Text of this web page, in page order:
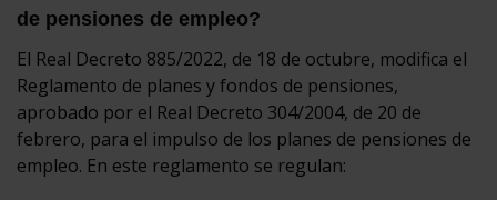
de pensiones de empleo?
El Real Decreto 885/2022, de 18 de octubre, modifica el
Reglamento de planes y fondos de pensiones,
aprobado por el Real Decreto 304/2004, de 20 de
febrero, para el impulso de los planes de pensiones de
empleo. En este reglamento se regulan: